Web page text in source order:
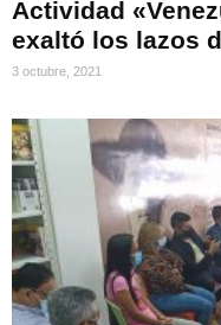
Actividad
exaltó los lazos
3 octubre, 2021